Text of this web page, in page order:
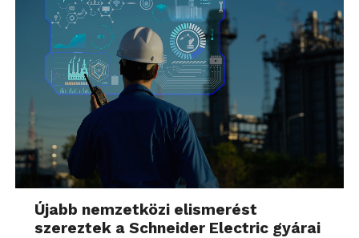
Újabb nemzetközi elismerést
szereztek a Schneider Electric gyárai